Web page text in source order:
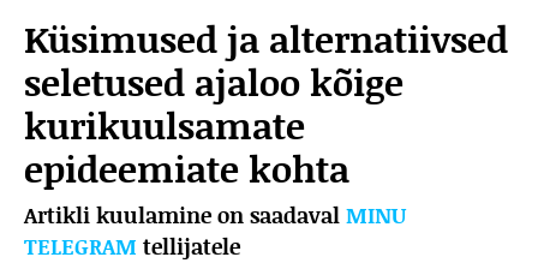
Küsimused ja alternatiivsed
seletused ajaloo kõige
kurikuulsamate
epideemiate kohta
Artikli kuulamine on saadaval MINU
TELEGRAM tellijatele